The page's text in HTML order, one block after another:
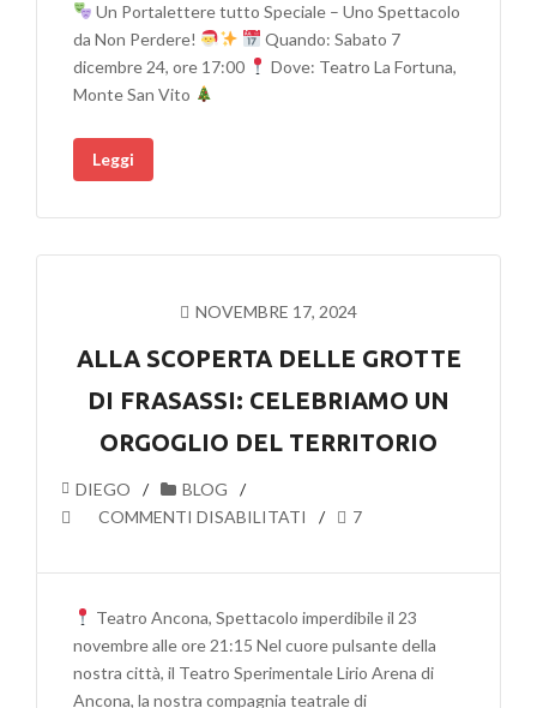
DIVENTÒ
BABBO
NATALE
–
PORTALETTERE
TUTTO
SPECIALE!
Un Portalettere tutto Speciale – Uno Spettacolo
da Non Perdere!
Quando: Sabato 7
dicembre 24, ore 17:00
Dove: Teatro La Fortuna,
Monte San Vito
Leggi
NOVEMBRE 17, 2024
ALLA SCOPERTA DELLE GROTTE
DI FRASASSI: CELEBRIAMO UN
ORGOGLIO DEL TERRITORIO
DIEGO
BLOG
COMMENTI DISABILITATI
SU
SCOPERTA
GROTTE
DI
FRASASSI:
7
Teatro Ancona, Spettacolo imperdibile il 23
novembre alle ore 21:15 Nel cuore pulsante della
nostra città, il Teatro Sperimentale Lirio Arena di
Ancona, la nostra compagnia teatrale di